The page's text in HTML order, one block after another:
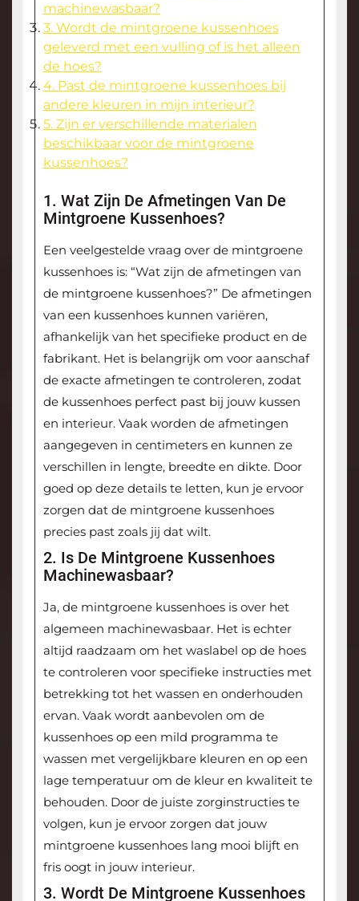
machinewasbaar?
3. Wordt de mintgroene kussenhoes
geleverd met een vulling of is het alleen
de hoes?
4. Past de mintgroene kussenhoes bij
andere kleuren in mijn interieur?
5. Zijn er verschillende materialen
beschikbaar voor de mintgroene
kussenhoes?
1. Wat Zijn De Afmetingen Van De
Mintgroene Kussenhoes?
Een veelgestelde vraag over de mintgroene
kussenhoes is: “Wat zijn de afmetingen van
de mintgroene kussenhoes?” De afmetingen
van een kussenhoes kunnen variëren,
afhankelijk van het specifieke product en de
fabrikant. Het is belangrijk om voor aanschaf
de exacte afmetingen te controleren, zodat
de kussenhoes perfect past bij jouw kussen
en interieur. Vaak worden de afmetingen
aangegeven in centimeters en kunnen ze
verschillen in lengte, breedte en dikte. Door
goed op deze details te letten, kun je ervoor
zorgen dat de mintgroene kussenhoes
precies past zoals jij dat wilt.
2. Is De Mintgroene Kussenhoes
Machinewasbaar?
Ja, de mintgroene kussenhoes is over het
algemeen machinewasbaar. Het is echter
altijd raadzaam om het waslabel op de hoes
te controleren voor specifieke instructies met
betrekking tot het wassen en onderhouden
ervan. Vaak wordt aanbevolen om de
kussenhoes op een mild programma te
wassen met vergelijkbare kleuren en op een
lage temperatuur om de kleur en kwaliteit te
behouden. Door de juiste zorginstructies te
volgen, kun je ervoor zorgen dat jouw
mintgroene kussenhoes lang mooi blijft en
fris oogt in jouw interieur.
3. Wordt De Mintgroene Kussenhoes